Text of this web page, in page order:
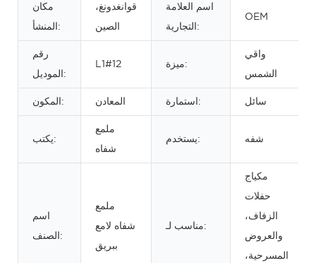
مكان
المنشأ:
قوانغدونغ،
الصين
اسم العلامة
التجارية:
OEM
رقم
الموديل:
L1#12 ميزة:
واقي
الشمس
المكون: المعادن استمارة: سائل
يكتب:
ملمع
شفاه
يستخدم: شفه
اسم
الصنف:
ملمع
شفاه لامع
ببريق
مناسب لـ:
مكياج
حفلات
الزفاف،
والعروض
المسرحية،